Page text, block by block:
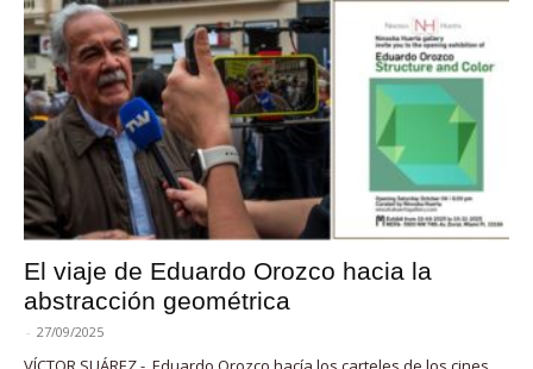
El viaje de Eduardo Orozco hacia la
abstracción geométrica
- 27/09/2025